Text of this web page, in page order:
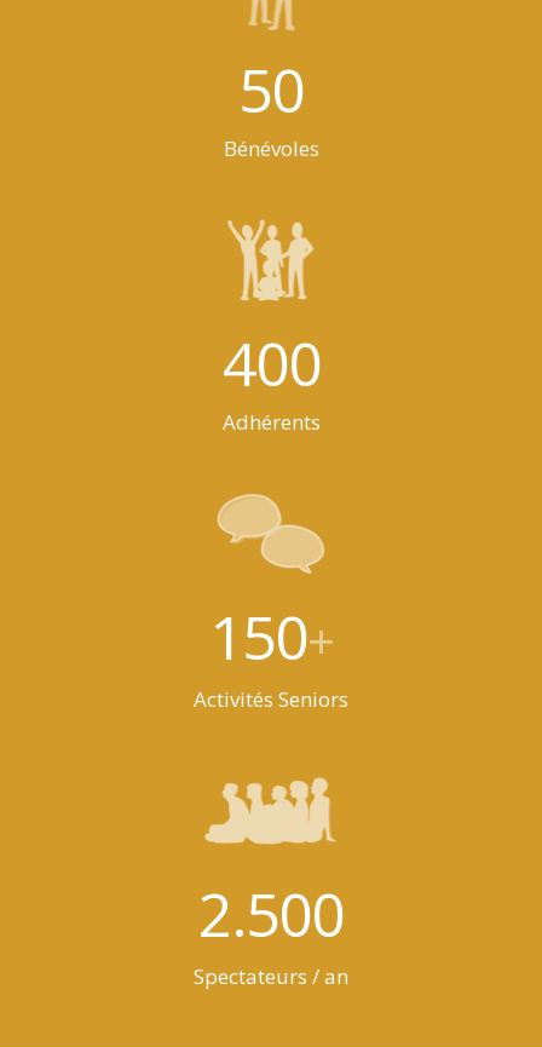
50
Bénévoles
400
Adhérents
150+
Activités Seniors
2.500
Spectateurs / an